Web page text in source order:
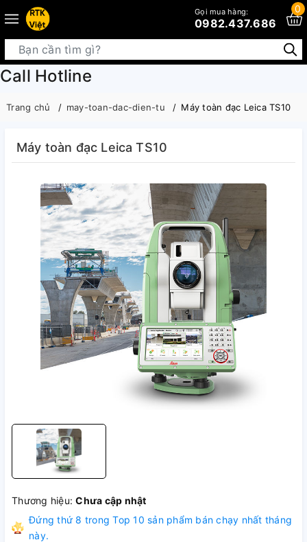
Gọi mua hàng:
0982.437.686
0
Call Hotline
Trang chủ may-toan-dac-dien-tu Máy toàn đạc Leica TS10
Máy toàn đạc Leica TS10
Thương hiệu:Chưa cập nhật
Đứng thứ8 trong Top 10 sản phẩm bán chạy nhất tháng
này.